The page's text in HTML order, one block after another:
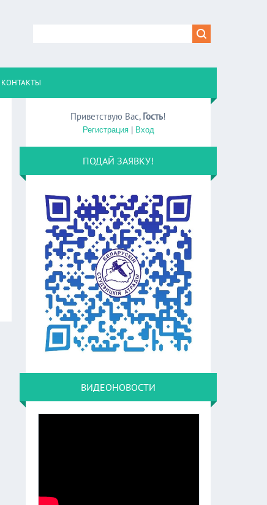
КОНТАКТЫ
Приветствую Вас, Гость!
Регистрация| Вход
ПОДАЙ ЗАЯВКУ!
ВИДЕОНОВОСТИ